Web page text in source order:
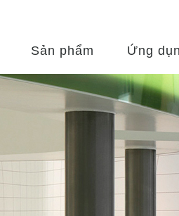
Sản phẩm Ứng